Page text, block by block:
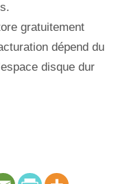
gratuitement
dépend du
disque dur